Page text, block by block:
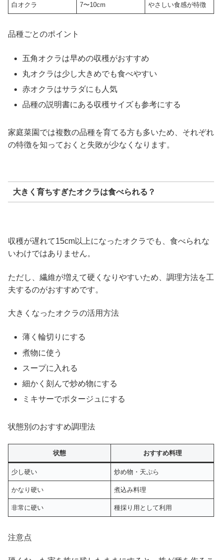
白オクラ 7〜10cm やさしい食感が特徴
品種ごとのポイント
五角オクラは早めの収穫がおすすめ
丸オクラは少し大きめでも食べやすい
赤オクラはサラダにも人気
品種の説明書にある収穫サイズも参考にする
家庭菜園では複数の品種を育てる方も多いため、それぞれ
の特徴を知っておくと失敗が少なくなります。
大きく育ちすぎたオクラは食べられる？
収穫が遅れて15cm以上になったオクラでも、食べられな
いわけではありません。
ただし、繊維が増えて硬くなりやすいため、調理方法を工
夫するのがおすすめです。
大きくなったオクラの活用方法
薄く輪切りにする
煮物に使う
スープに入れる
細かく刻んで炒め物にする
ミキサーでポタージュにする
状態別のおすすめ調理法
状態 おすすめ料理
少し硬い 炒め物・天ぷら
かなり硬い 煮込み料理
非常に硬い 種採り用として利用
注意点